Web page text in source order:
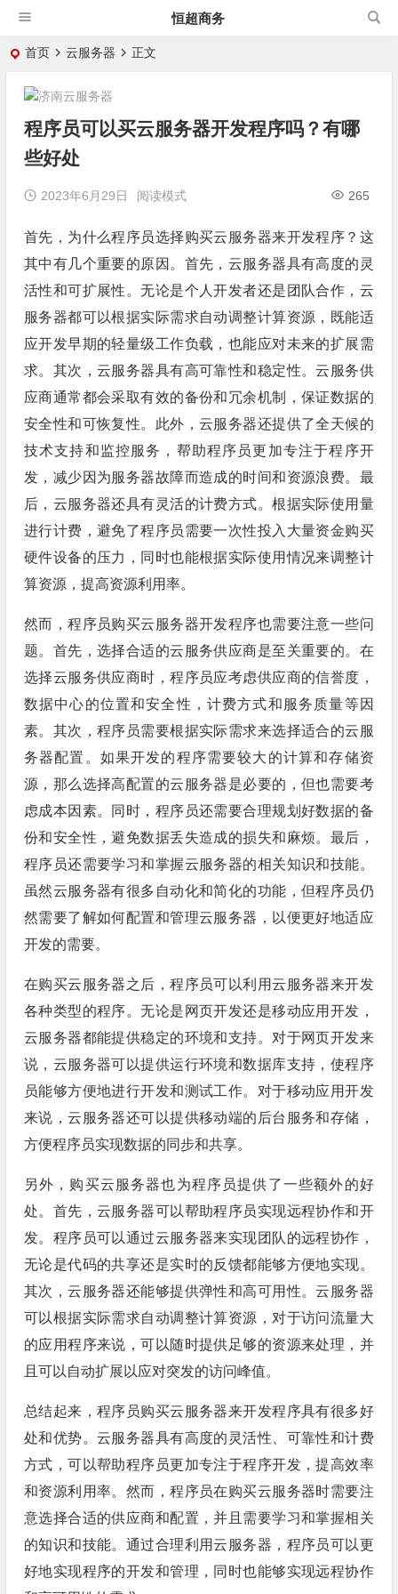
恒超商务
首页 云服务器 正文
程序员可以买云服务器开发程序吗？有哪
些好处
2023年6月29日 265
阅读模式
首先，为什么程序员选择购买云服务器来开发程序？这
其中有几个重要的原因。首先，云服务器具有高度的灵
活性和可扩展性。无论是个人开发者还是团队合作，云
服务器都可以根据实际需求自动调整计算资源，既能适
应开发早期的轻量级工作负载，也能应对未来的扩展需
求。其次，云服务器具有高可靠性和稳定性。云服务供
应商通常都会采取有效的备份和冗余机制，保证数据的
安全性和可恢复性。此外，云服务器还提供了全天候的
技术支持和监控服务，帮助程序员更加专注于程序开
发，减少因为服务器故障而造成的时间和资源浪费。最
后，云服务器还具有灵活的计费方式。根据实际使用量
进行计费，避免了程序员需要一次性投入大量资金购买
硬件设备的压力，同时也能根据实际使用情况来调整计
算资源，提高资源利用率。
然而，程序员购买云服务器开发程序也需要注意一些问
题。首先，选择合适的云服务供应商是至关重要的。在
选择云服务供应商时，程序员应考虑供应商的信誉度，
数据中心的位置和安全性，计费方式和服务质量等因
素。其次，程序员需要根据实际需求来选择适合的云服
务器配置。如果开发的程序需要较大的计算和存储资
源，那么选择高配置的云服务器是必要的，但也需要考
虑成本因素。同时，程序员还需要合理规划好数据的备
份和安全性，避免数据丢失造成的损失和麻烦。最后，
程序员还需要学习和掌握云服务器的相关知识和技能。
虽然云服务器有很多自动化和简化的功能，但程序员仍
然需要了解如何配置和管理云服务器，以便更好地适应
开发的需要。
在购买云服务器之后，程序员可以利用云服务器来开发
各种类型的程序。无论是网页开发还是移动应用开发，
云服务器都能提供稳定的环境和支持。对于网页开发来
说，云服务器可以提供运行环境和数据库支持，使程序
员能够方便地进行开发和测试工作。对于移动应用开发
来说，云服务器还可以提供移动端的后台服务和存储，
方便程序员实现数据的同步和共享。
另外，购买云服务器也为程序员提供了一些额外的好
处。首先，云服务器可以帮助程序员实现远程协作和开
发。程序员可以通过云服务器来实现团队的远程协作，
无论是代码的共享还是实时的反馈都能够方便地实现。
其次，云服务器还能够提供弹性和高可用性。云服务器
可以根据实际需求自动调整计算资源，对于访问流量大
的应用程序来说，可以随时提供足够的资源来处理，并
且可以自动扩展以应对突发的访问峰值。
总结起来，程序员购买云服务器来开发程序具有很多好
处和优势。云服务器具有高度的灵活性、可靠性和计费
方式，可以帮助程序员更加专注于程序开发，提高效率
和资源利用率。然而，程序员在购买云服务器时需要注
意选择合适的供应商和配置，并且需要学习和掌握相关
的知识和技能。通过合理利用云服务器，程序员可以更
好地实现程序的开发和管理，同时也能够实现远程协作